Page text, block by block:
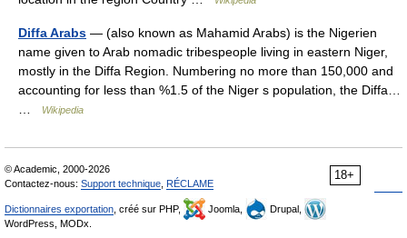
Diffa Arabs — (also known as Mahamid Arabs) is the Nigerien
name given to Arab nomadic tribespeople living in eastern Niger,
mostly in the Diffa Region. Numbering no more than 150,000 and
accounting for less than %1.5 of the Niger s population, the Diffa…
Wikipedia
18+
© Academic, 2000-2026
Contactez-nous: Support technique RÉCLAME
Dictionnaires exportation , créé sur PHP, Joomla,
Drupal,
WordPress, MODx.